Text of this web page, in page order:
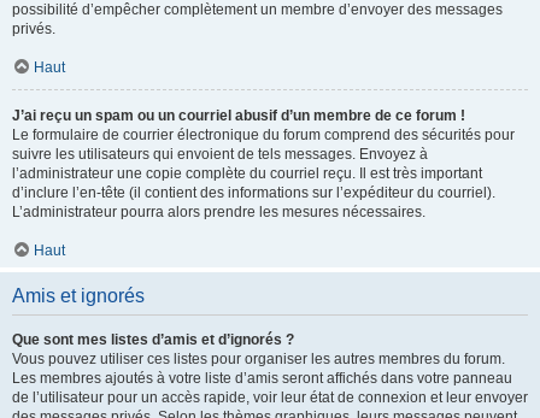
possibilité d’empêcher complètement un membre d’envoyer des messages
privés.
Haut
J’ai reçu un spam ou un courriel abusif d’un membre de ce forum !
Le formulaire de courrier électronique du forum comprend des sécurités pour
suivre les utilisateurs qui envoient de tels messages. Envoyez à
l’administrateur une copie complète du courriel reçu. Il est très important
d’inclure l’en-tête (il contient des informations sur l’expéditeur du courriel).
L’administrateur pourra alors prendre les mesures nécessaires.
Haut
Amis et ignorés
Que sont mes listes d’amis et d’ignorés ?
Vous pouvez utiliser ces listes pour organiser les autres membres du forum.
Les membres ajoutés à votre liste d’amis seront affichés dans votre panneau
de l’utilisateur pour un accès rapide, voir leur état de connexion et leur envoyer